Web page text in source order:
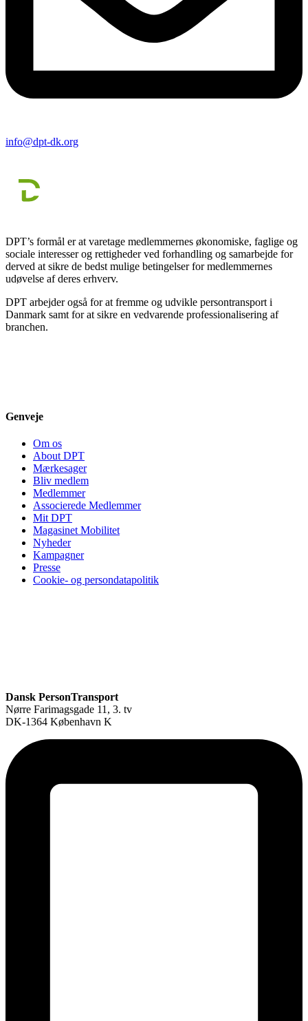
info@dpt-dk.org
DPT’s formål er at varetage medlemmernes økonomiske, faglige og
sociale interesser og rettigheder ved forhandling og samarbejde for
derved at sikre de bedst mulige betingelser for medlemmernes
udøvelse af deres erhverv.
DPT arbejder også for at fremme og udvikle persontransport i
Danmark samt for at sikre en vedvarende professionalisering af
branchen.
Genveje
Om os
About DPT
Mærkesager
Bliv medlem
Medlemmer
Associerede Medlemmer
Mit DPT
Magasinet Mobilitet
Nyheder
Kampagner
Presse
Cookie- og persondatapolitik
Dansk PersonTransport
Nørre Farimagsgade 11, 3. tv
DK-1364 København K